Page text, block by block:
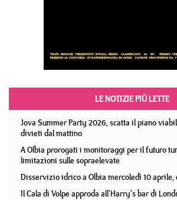
LE NOTIZIE PIÙ LETTE
Jova Summer Party 2026, scatta il piano
divieti dal mattino
A Olbia prorogati i monitoraggi per il futuro
limitazioni sulle sopraelevate
Disservizio idrico a Olbia mercoledì 10 aprile,
Il Cala di Volpe approda all'Harry's bar di